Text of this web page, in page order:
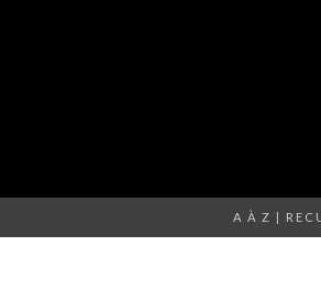
A À Z |